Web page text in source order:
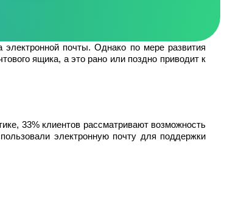
почты. Однако по мере развития
ящика, а это рано или поздно приводит к
33% клиентов рассматривают возможность
электронную почту для поддержки